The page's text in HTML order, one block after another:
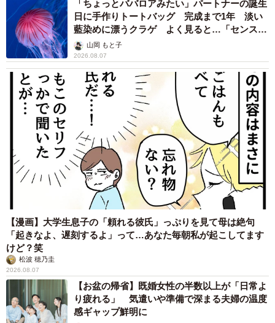
「ちょっとババロアみたい」パートナーの誕生
日に手作りトートバッグ 完成まで1年 淡い
藍染めに漂うクラゲ よく見ると…「センスす
ごい」山岡 もと子
2026.08.07
【漫画】大学生息子の「頼れる彼氏」っぷりを見て母は絶句
「起きなよ、遅刻するよ」って…あなた毎朝私が起こしてます
けど？笑
松波 穂乃圭
2026.08.07
【お盆の帰省】既婚女性の半数以上が「日常よ
り疲れる」 気遣いや準備で深まる夫婦の温度
感ギャップ鮮明に